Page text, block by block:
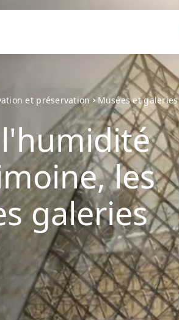
et préservation Musées et galeries
les
galeries